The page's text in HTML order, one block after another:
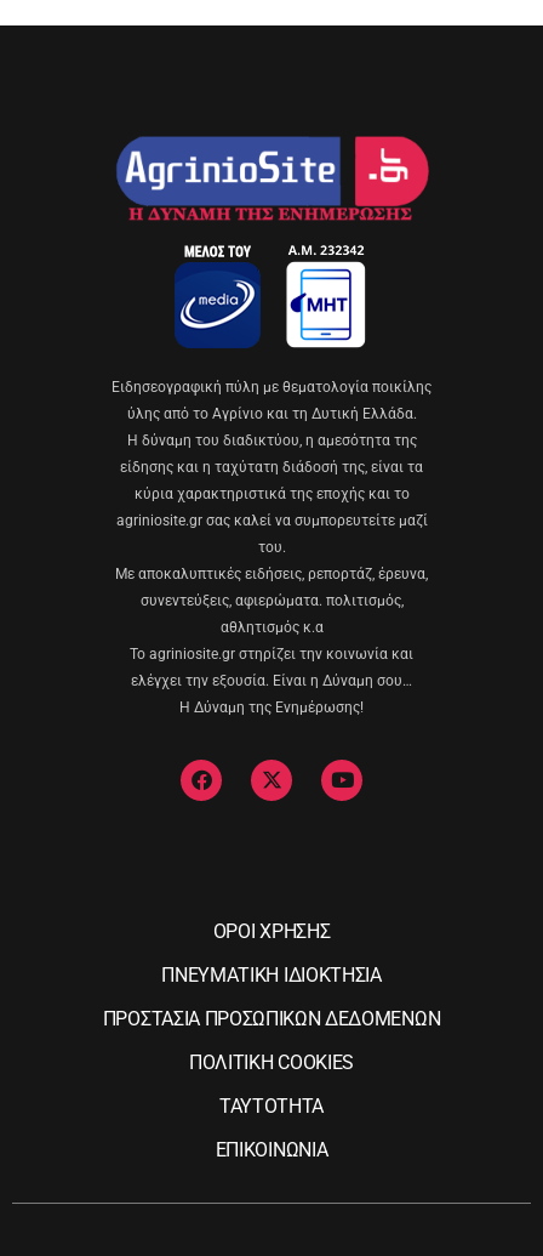
Eιδησεογραφική πύλη με θεματολογία ποικίλης
ύλης από το Αγρίνιο και τη Δυτική Ελλάδα.
Η δύναμη του διαδικτύου, η αμεσότητα της
είδησης και η ταχύτατη διάδοσή της, είναι τα
κύρια χαρακτηριστικά της εποχής και το
agriniosite.gr σας καλεί να συμπορευτείτε μαζί
του.
Με αποκαλυπτικές ειδήσεις, ρεπορτάζ, έρευνα,
συνεντεύξεις, αφιερώματα. πολιτισμός,
αθλητισμός κ.α
Το agriniosite.gr στηρίζει την κοινωνία και
ελέγχει την εξουσία. Είναι η Δύναμη σου…
Η Δύναμη της Ενημέρωσης!
ΟΡΟΙ ΧΡΗΣΗΣ
ΠΝΕΥΜΑΤΙΚΗ ΙΔΙΟΚΤΗΣΙΑ
ΠΡΟΣΤΑΣΙΑ ΠΡΟΣΩΠΙΚΩΝ ΔΕΔΟΜΕΝΩΝ
ΠΟΛΙΤΙΚΗ COOKIES
ΤΑΥΤΟΤΗΤΑ
ΕΠΙΚΟΙΝΩΝΙΑ